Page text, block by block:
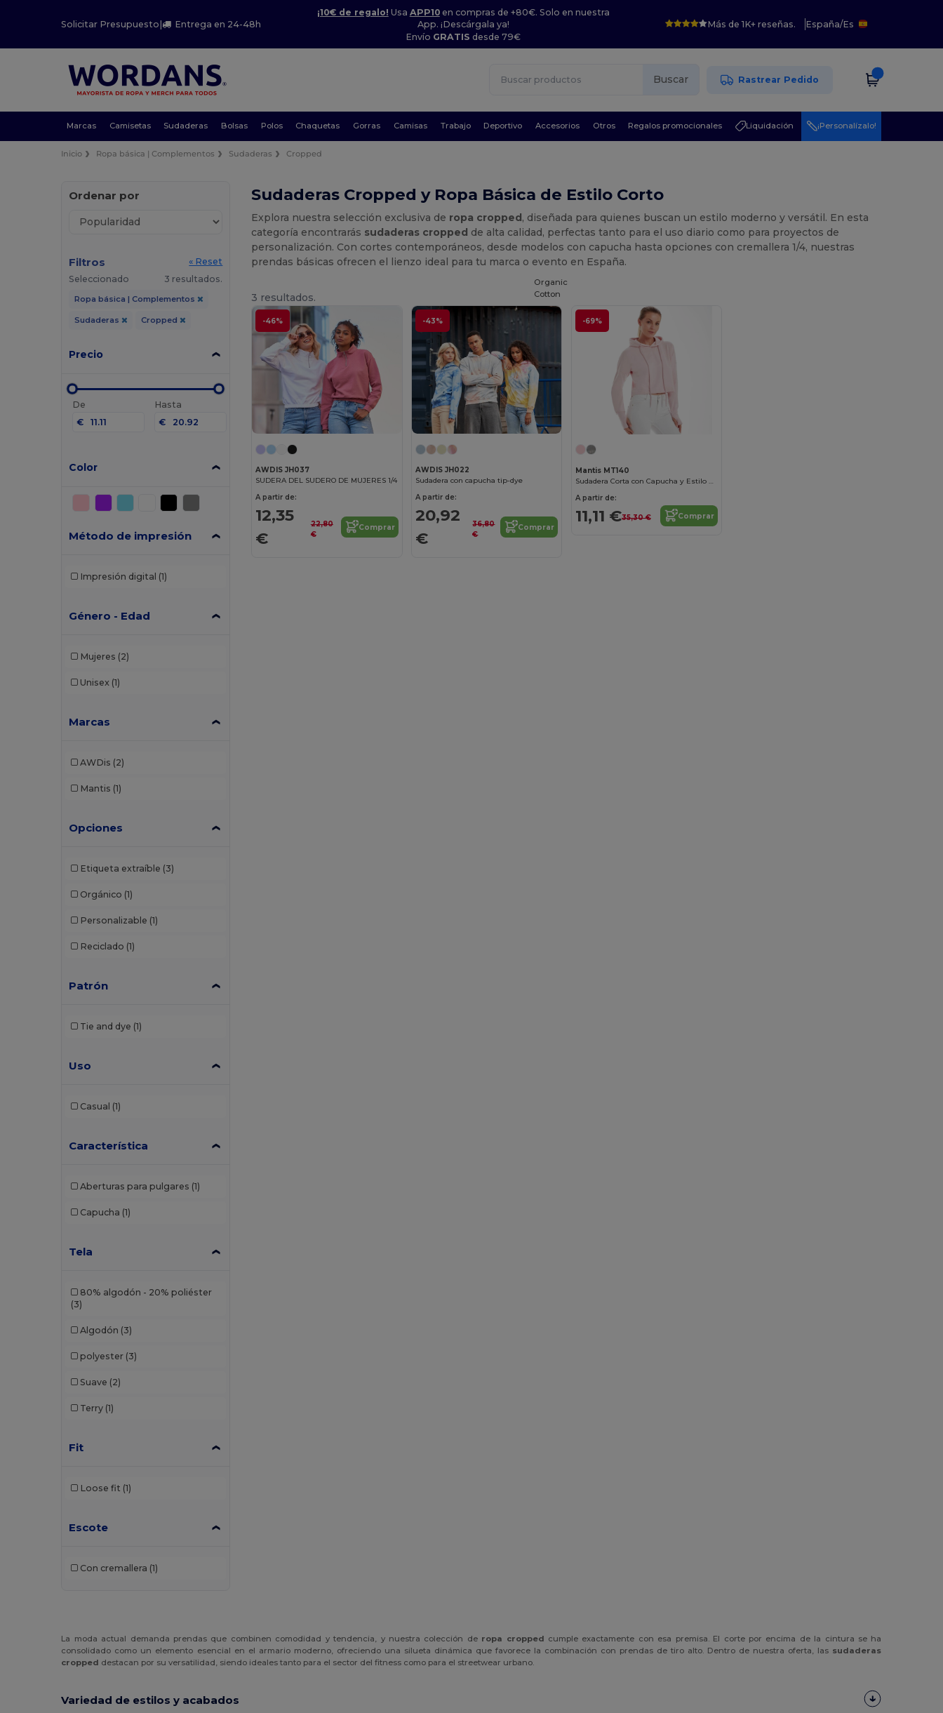
Solicitar Presupuesto | Entrega en 24-48h
¡10€ de regalo! Usa APP10en compras de +80€. Solo en nuestra
App. ¡Descárgala ya!
Envío GRATIS desde 79€
Más de 1K+ reseñas. España/Es
Buscar Rastrear Pedido
Marcas Camisetas Sudaderas Bolsas Polos Chaquetas Gorras Camisas Trabajo Deportivo Accesorios Otros Regalos promocionales Liquidación ¡Personalízalo!
Inicio Ropa básica | Complementos Sudaderas Cropped
Ordenar por
Filtros
« Reset
Seleccionado
3 resultados.
Ropa básica | Complementos
Sudaderas Cropped
Precio
De
€
Hasta
€
Color
Método de impresión
Impresión digital (1)
Género - Edad
Mujeres (2)
Unisex (1)
Marcas
AWDis (2)
Mantis (1)
Opciones
Etiqueta extraíble (3)
Orgánico (1)
Personalizable (1)
Reciclado (1)
Patrón
Tie and dye (1)
Uso
Casual (1)
Característica
Aberturas para pulgares (1)
Capucha (1)
Tela
80% algodón - 20% poliéster
(3)
Algodón (3)
polyester (3)
Suave (2)
Terry (1)
Fit
Loose fit (1)
Escote
Con cremallera (1)
Sudaderas Cropped y Ropa Básica de Estilo Corto
Explora nuestra selección exclusiva de ropa cropped, diseñada para quienes buscan un estilo moderno y versátil. En esta
categoría encontrarás sudaderas cropped de alta calidad, perfectas tanto para el uso diario como para proyectos de
personalización. Con cortes contemporáneos, desde modelos con capucha hasta opciones con cremallera 1/4, nuestras
prendas básicas ofrecen el lienzo ideal para tu marca o evento en España.
3 resultados.
-46%
AWDIS JH037
SUDERA DEL SUDERO DE MUJERES 1/4
A partir de:
12,35
€
22,80
€
Comprar
-43%
AWDIS JH022
Sudadera con capucha tip-dye
A partir de:
20,92
€
36,80
€
Comprar
-69%
Organic
Cotton
Mantis MT140
Sudadera Corta con Capucha y Estilo Casual
A partir de:
11,11 €35,30 € Comprar
La moda actual demanda prendas que combinen comodidad y tendencia, y nuestra colección de ropa cropped cumple exactamente con esa premisa. El corte por encima de la cintura se ha
consolidado como un elemento esencial en el armario moderno, ofreciendo una silueta dinámica que favorece la combinación con prendas de tiro alto. Dentro de nuestra oferta, las sudaderas
cropped destacan por su versatilidad, siendo ideales tanto para el sector del fitness como para el streetwear urbano.
Variedad de estilos y acabados